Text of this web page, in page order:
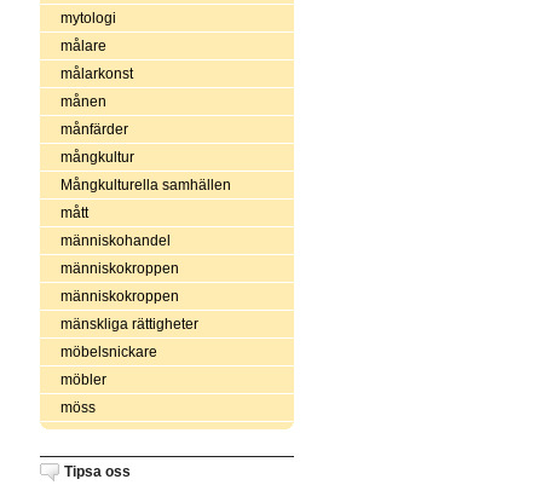
mytologi
målare
målarkonst
månen
månfärder
mångkultur
Mångkulturella samhällen
mått
människohandel
människokroppen
människokroppen
mänskliga rättigheter
möbelsnickare
möbler
möss
Tipsa oss